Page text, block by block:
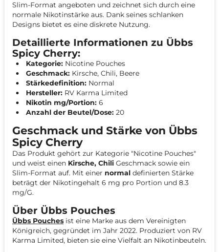
Slim-Format angeboten und zeichnet sich durch eine
normale Nikotinstärke aus. Dank seines schlanken
Designs bietet es eine diskrete Nutzung.
Detaillierte Informationen zu Übbs
Spicy Cherry:
Kategorie: Nicotine Pouches
Geschmack: Kirsche, Chili, Beere
Stärkedefinition: Normal
Hersteller: RV Karma Limited
Nikotin mg/Portion: 6
Anzahl der Beutel/Dose: 20
Geschmack und Stärke von Übbs
Spicy Cherry
Das Produkt gehört zur Kategorie "Nicotine Pouches"
und weist einen Kirsche, Chili Geschmack sowie ein
Slim-Format auf. Mit einer normal definierten Stärke
beträgt der Nikotingehalt 6 mg pro Portion und 8.3
mg/G.
Über Übbs Pouches
Übbs Pouches ist eine Marke aus dem Vereinigten
Königreich, gegründet im Jahr 2022. Produziert von RV
Karma Limited, bieten sie eine Vielfalt an Nikotinbeuteln.